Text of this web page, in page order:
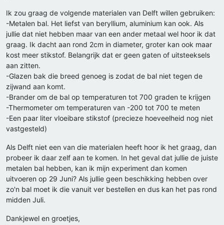
Ik zou graag de volgende materialen van Delft willen gebruiken:
-Metalen bal. Het liefst van beryllium, aluminium kan ook. Als
jullie dat niet hebben maar van een ander metaal wel hoor ik dat
graag. Ik dacht aan rond 2cm in diameter, groter kan ook maar
kost meer stikstof. Belangrijk dat er geen gaten of uitsteeksels
aan zitten.
-Glazen bak die breed genoeg is zodat de bal niet tegen de
zijwand aan komt.
-Brander om de bal op temperaturen tot 700 graden te krijgen
-Thermometer om temperaturen van -200 tot 700 te meten
-Een paar liter vloeibare stikstof (precieze hoeveelheid nog niet
vastgesteld)
Als Delft niet een van die materialen heeft hoor ik het graag, dan
probeer ik daar zelf aan te komen. In het geval dat jullie de juiste
metalen bal hebben, kan ik mijn experiment dan komen
uitvoeren op 29 Juni? Als jullie geen beschikking hebben over
zo'n bal moet ik die vanuit ver bestellen en dus kan het pas rond
midden Juli.
Dankjewel en groetjes,